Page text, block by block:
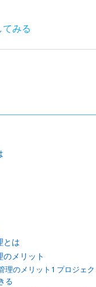
みる
とは
のメリット
理のメリット1 プロジェ
る